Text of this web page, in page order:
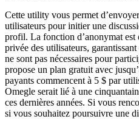
Cette utility vous permet
utilisateurs pour initier une
profil. La fonction d’anonymat est
privée des utilisateurs,
ne sont pas nécessaires pour
propose un plan gratuit avec
payants commencent à 5 $ par
Omegle serait lié à une
ces dernières années. Si vous
si vous souhaitez poursuivre une